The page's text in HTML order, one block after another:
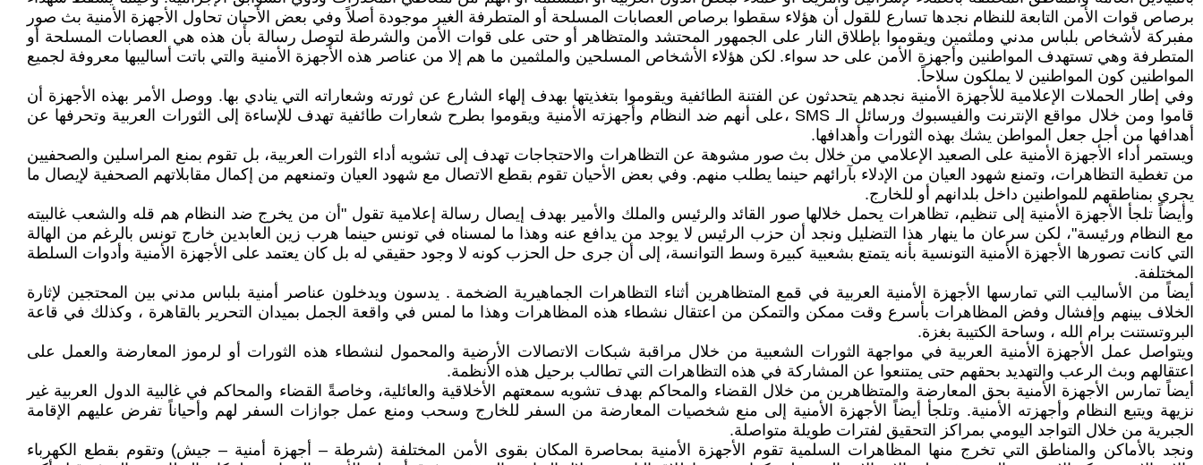
برصاص قوات الأمن التابعة للنظام نجدها تسارع للقول أن هؤلاء سقطوا برصاص العصابات المسلحة أو المتطرفة الغير موجودة أصلاً وفي بعض الأحيان تحاول الأجهزة الأمنية بث صور
مفبركة لأشخاص بلباس مدني وملثمين ويقوموا بإطلاق النار على الجمهور المحتشد والمتظاهر أو حتى على قوات الأمن والشرطة لتوصل رسالة بأن هذه هي العصابات المسلحة أو
المتطرفة وهي تستهدف المواطنين وأجهزة الأمن على حد سواء. لكن هؤلاء الأشخاص المسلحين والملثمين ما هم إلا من عناصر هذه الأجهزة الأمنية والتي باتت أساليبها معروفة لجميع
المواطنين كون المواطنين لا يملكون سلاحاً.
وفي إطار الحملات الإعلامية للأجهزة الأمنية نجدهم يتحدثون عن الفتنة الطائفية ويقوموا بتغذيتها بهدف إلهاء الشارع عن ثورته وشعاراته التي ينادي بها. ووصل الأمر بهذه الأجهزة أن
قاموا ومن خلال مواقع الإنترنت والفيسبوك ورسائل الـ SMS ،على أنهم ضد النظام وأجهزته الأمنية ويقوموا بطرح شعارات طائفية تهدف للإساءة إلى الثورات العربية وتحرفها عن
أهدافها من أجل جعل المواطن يشك بهذه الثورات وأهدافها.
ويستمر أداء الأجهزة الأمنية على الصعيد الإعلامي من خلال بث صور مشوهة عن التظاهرات والاحتجاجات تهدف إلى تشويه أداء الثورات العربية، بل تقوم بمنع المراسلين والصحفيين
من تغطية التظاهرات، وتمنع شهود العيان من الإدلاء بآرائهم حينما يطلب منهم. وفي بعض الأحيان تقوم بقطع الاتصال مع شهود العيان وتمنعهم من إكمال مقابلاتهم الصحفية لإيصال ما
يجري بمناطقهم للمواطنين داخل بلدانهم أو للخارج.
وأيضاً تلجأ الأجهزة الأمنية إلى تنظيم، تظاهرات يحمل خلالها صور القائد والرئيس والملك والأمير بهدف إيصال رسالة إعلامية تقول "أن من يخرج ضد النظام هم قله والشعب غالبيته
مع النظام ورئيسة"، لكن سرعان ما ينهار هذا التضليل ونجد أن حزب الرئيس لا يوجد من يدافع عنه وهذا ما لمسناه في تونس حينما هرب زين العابدين خارج تونس بالرغم من الهالة
التي كانت تصورها الأجهزة الأمنية التونسية بأنه يتمتع بشعبية كبيرة وسط التوانسة، إلى أن جرى حل الحزب كونه لا وجود حقيقي له بل كان يعتمد على الأجهزة الأمنية وأدوات السلطة
المختلفة.
أيضاً من الأساليب التي تمارسها الأجهزة الأمنية العربية في قمع المتظاهرين أثناء التظاهرات الجماهيرية الضخمة . يدسون ويدخلون عناصر أمنية بلباس مدني بين المحتجين لإثارة
الخلاف بينهم وإفشال وفض المظاهرات بأسرع وقت ممكن والتمكن من اعتقال نشطاء هذه المظاهرات وهذا ما لمس في واقعة الجمل بميدان التحرير بالقاهرة ، وكذلك في قاعة
البروتستنت برام الله ، وساحة الكتيبة بغزة.
ويتواصل عمل الأجهزة الأمنية العربية في مواجهة الثورات الشعبية من خلال مراقبة شبكات الاتصالات الأرضية والمحمول لنشطاء هذه الثورات أو لرموز المعارضة والعمل على
اعتقالهم وبث الرعب والتهديد بحقهم حتى يمتنعوا عن المشاركة في هذه التظاهرات التي تطالب برحيل هذه الأنظمة.
أيضاً تمارس الأجهزة الأمنية بحق المعارضة والمتظاهرين من خلال القضاء والمحاكم بهدف تشويه سمعتهم الأخلاقية والعائلية، وخاصةً القضاء والمحاكم في غالبية الدول العربية غير
نزيهة ويتبع النظام وأجهزته الأمنية. وتلجأ أيضاً الأجهزة الأمنية إلى منع شخصيات المعارضة من السفر للخارج وسحب ومنع عمل جوازات السفر لهم وأحياناً تفرض عليهم الإقامة
الجبرية من خلال التواجد اليومي بمراكز التحقيق لفترات طويلة متواصلة.
ونجد بالأماكن والمناطق التي تخرج منها المظاهرات السلمية تقوم الأجهزة الأمنية بمحاصرة المكان بقوى الأمن المختلفة (شرطة – أجهزة أمنية – جيش) وتقوم بقطع الكهرباء